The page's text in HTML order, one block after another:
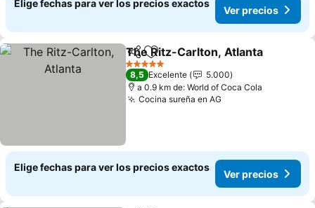
Elige fechas para ver los precios exactos
Ver precios
CompartirAgregar a favoritos
The Ritz-Carlton, Atlanta
5 Estrellas
8,5 Excelente
5.000
a 0.9 km de: World of Coca Cola
Cocina sureña en AG
Elige fechas para ver los precios exactos
Ver precios